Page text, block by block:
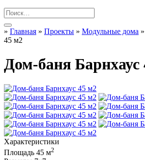
» Главная » Проекты » Модульные дома »
45 м2
Дом-баня Барнхаус
Характеристики
Площадь 45 м2